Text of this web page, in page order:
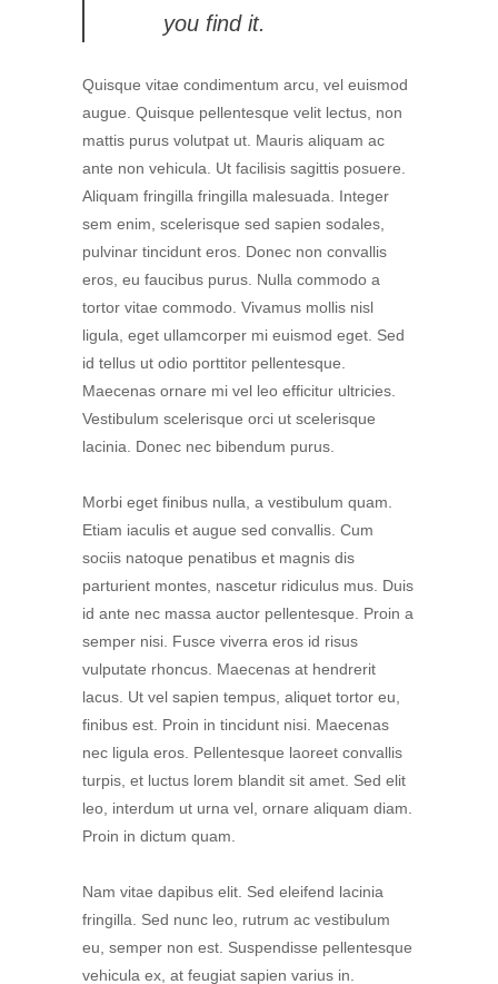
you find it.
Quisque vitae condimentum arcu, vel euismod
augue. Quisque pellentesque velit lectus, non
mattis purus volutpat ut. Mauris aliquam ac
ante non vehicula. Ut facilisis sagittis posuere.
Aliquam fringilla fringilla malesuada. Integer
sem enim, scelerisque sed sapien sodales,
pulvinar tincidunt eros. Donec non convallis
eros, eu faucibus purus. Nulla commodo a
tortor vitae commodo. Vivamus mollis nisl
ligula, eget ullamcorper mi euismod eget. Sed
id tellus ut odio porttitor pellentesque.
Maecenas ornare mi vel leo efficitur ultricies.
Vestibulum scelerisque orci ut scelerisque
lacinia. Donec nec bibendum purus.
Morbi eget finibus nulla, a vestibulum quam.
Etiam iaculis et augue sed convallis. Cum
sociis natoque penatibus et magnis dis
parturient montes, nascetur ridiculus mus. Duis
id ante nec massa auctor pellentesque. Proin a
semper nisi. Fusce viverra eros id risus
vulputate rhoncus. Maecenas at hendrerit
lacus. Ut vel sapien tempus, aliquet tortor eu,
finibus est. Proin in tincidunt nisi. Maecenas
nec ligula eros. Pellentesque laoreet convallis
turpis, et luctus lorem blandit sit amet. Sed elit
leo, interdum ut urna vel, ornare aliquam diam.
Proin in dictum quam.
Nam vitae dapibus elit. Sed eleifend lacinia
fringilla. Sed nunc leo, rutrum ac vestibulum
eu, semper non est. Suspendisse pellentesque
vehicula ex, at feugiat sapien varius in.